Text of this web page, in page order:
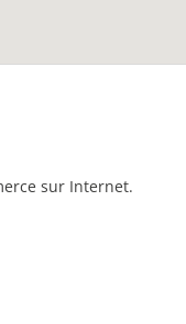
sur Internet.